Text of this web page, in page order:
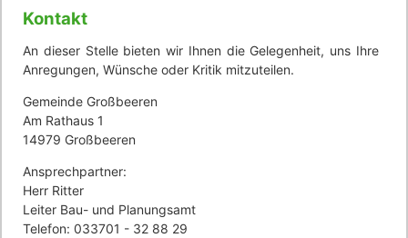
Kontakt
An dieser Stelle bieten wir Ihnen die Gelegenheit, uns Ihre
Anregungen, Wünsche oder Kritik mitzuteilen.
Gemeinde Großbeeren
Am Rathaus 1
14979 Großbeeren
Ansprechpartner:
Herr Ritter
Leiter Bau- und Planungsamt
Telefon: 033701 - 32 88 29